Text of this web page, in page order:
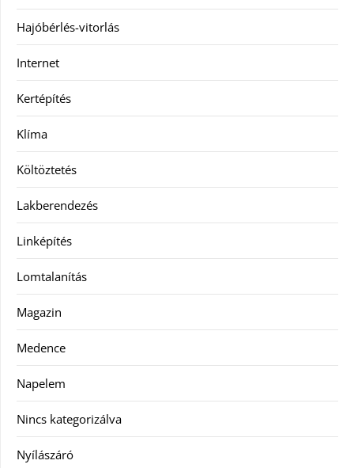
Hajóbérlés-vitorlás
Internet
Kertépítés
Klíma
Költöztetés
Lakberendezés
Linképítés
Lomtalanítás
Magazin
Medence
Napelem
Nincs kategorizálva
Nyílászáró